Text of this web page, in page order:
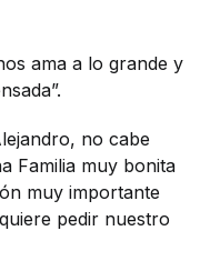
ama a lo grande y
no cabe
Familia muy bonita
muy importante
pedir nuestro